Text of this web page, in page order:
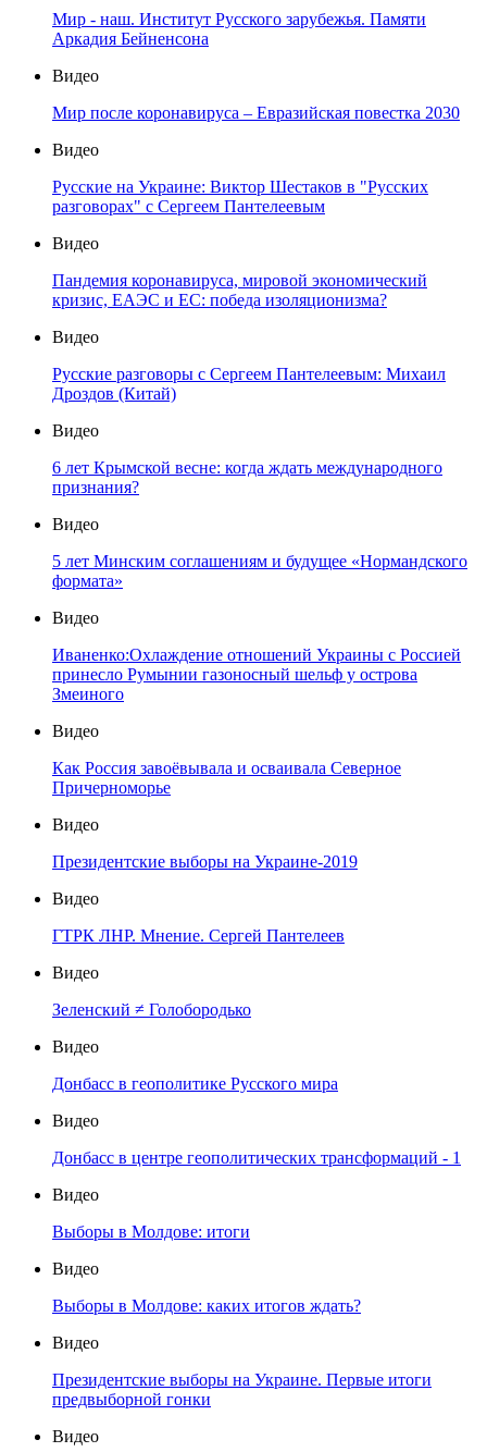
Мир - наш. Институт Русского зарубежья. Памяти
Аркадия Бейненсона
Видео
Мир после коронавируса – Евразийская повестка 2030
Видео
Русские на Украине: Виктор Шестаков в "Русских
разговорах" с Сергеем Пантелеевым
Видео
Пандемия коронавируса, мировой экономический
кризис, ЕАЭС и ЕС: победа изоляционизма?
Видео
Русские разговоры с Сергеем Пантелеевым: Михаил
Дроздов (Китай)
Видео
6 лет Крымской весне: когда ждать международного
признания?
Видео
5 лет Минским соглашениям и будущее «Нормандского
формата»
Видео
Иваненко:Охлаждение отношений Украины с Россией
принесло Румынии газоносный шельф у острова
Змеиного
Видео
Как Россия завоёвывала и осваивала Северное
Причерноморье
Видео
Президентские выборы на Украине-2019
Видео
ГТРК ЛНР. Мнение. Сергей Пантелеев
Видео
Зеленский ≠ Голобородько
Видео
Донбасс в геополитике Русского мира
Видео
Донбасс в центре геополитических трансформаций - 1
Видео
Выборы в Молдове: итоги
Видео
Выборы в Молдове: каких итогов ждать?
Видео
Президентские выборы на Украине. Первые итоги
предвыборной гонки
Видео